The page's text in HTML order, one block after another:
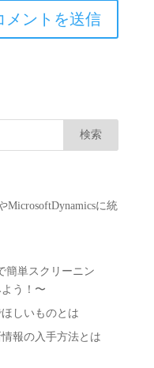
MicrosoftDynamicsに統
簡単スクリーニン
う！〜
しいものとは
報の入手方法とは